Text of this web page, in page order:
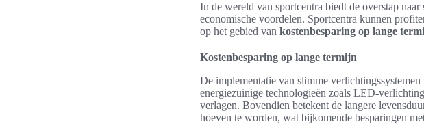
In de wereld van sportcentra biedt de overstap
economische voordelen. Sportcentra kunnen
op het gebied van kostenbesparing op lange
Kostenbesparing op lange termijn
De implementatie van slimme
energiezuinige technologieën zoals LED-
verlagen. Bovendien betekent de langere
hoeven te worden, wat bijkomende besparingen